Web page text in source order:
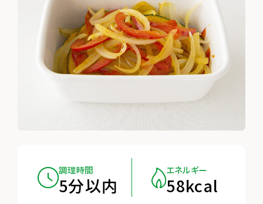
調理時間
5分以内
エネルギー
58kcal